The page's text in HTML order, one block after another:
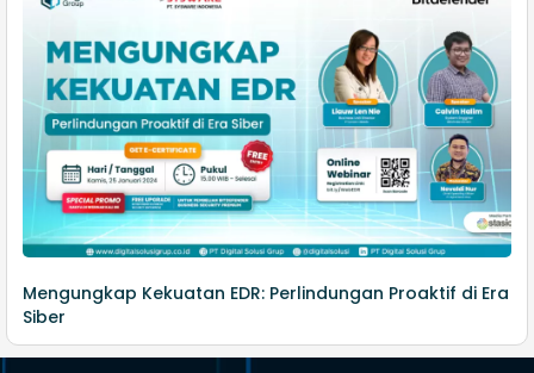
Mengungkap Kekuatan EDR: Perlindungan Proaktif di Era
Siber